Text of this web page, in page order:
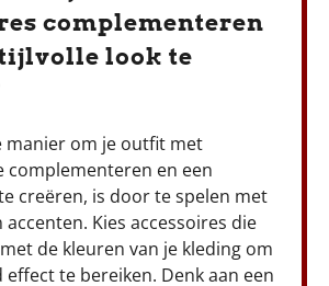
complementeren
look te
manier om je outfit met
complementeren en een
creëren, is door te spelen met
Kies accessoires die
de kleuren van je kleding om
effect te bereiken. Denk aan een